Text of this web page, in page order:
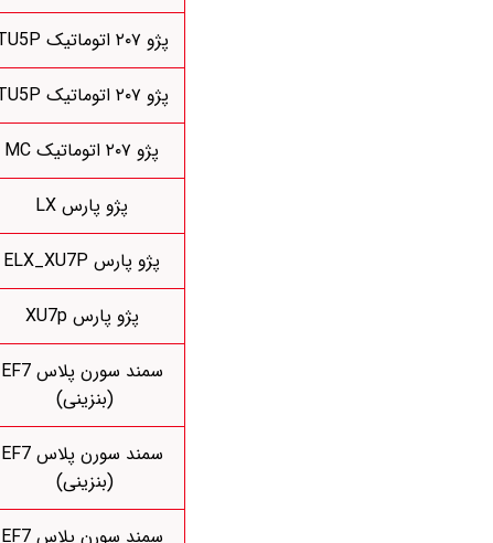
پژو ۲۰۷ اتوماتیک TU5P
پژو ۲۰۷ اتوماتیک TU5P
پژو ۲۰۷ اتوماتیک MC
پژو پارس LX
پژو پارس ELX_XU7P
پژو پارس XU7p
سمند سورن پلاس EF7
(بنزینی)
سمند سورن پلاس EF7
(بنزینی)
سمند سورن پلاس EF7